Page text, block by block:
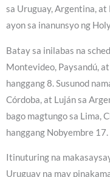
sa Uruguay, Argentina, at
ayon sa inanunsyo ng
Batay sa inilabas na
Montevideo, Paysandú,
hanggang 8. Susunod
Córdoba, at Luján sa
bago magtungo sa Lima,
hanggang Nobyembre 17.
Itinuturing na
Uruguay na may